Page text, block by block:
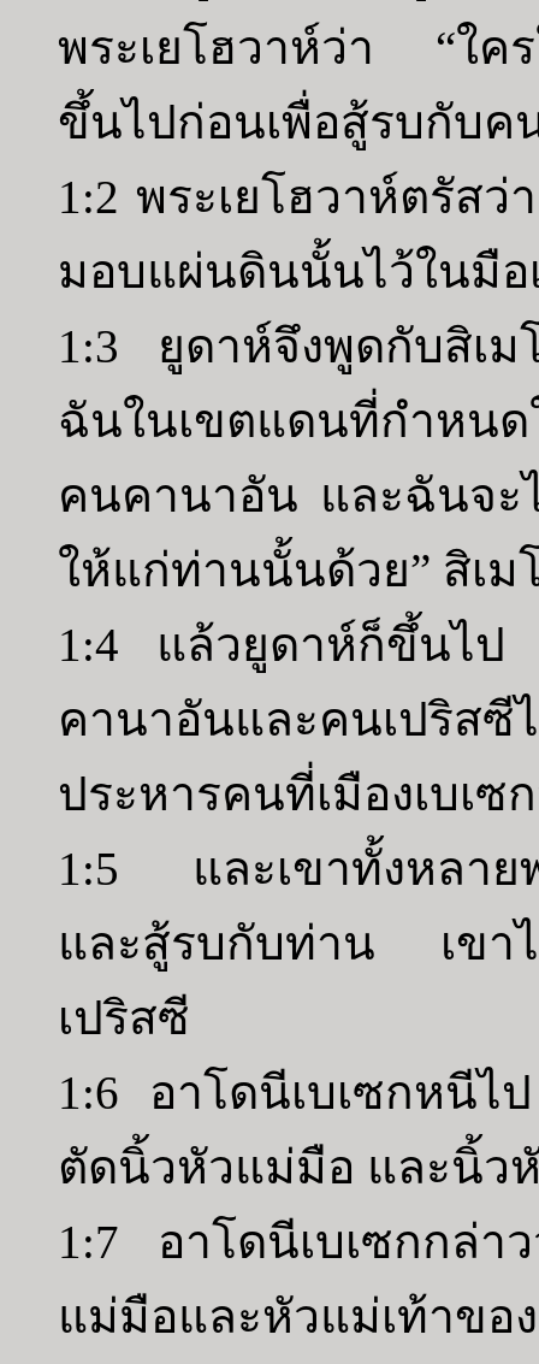
พระเยโฮวาห์ว่า “ใค
ขึ้นไปก่อนเพื่อสู้รบกับค
1:2 พระเยโฮวาห์ตรัสว่
มอบแผ่นดินนั้นไว้ในมือ
1:3 ยูดาห์จึงพูดกับสิเ
ฉันในเขตแดนที่กำหนด
คนคานาอัน และฉันจะ
ให้แก่ท่านนั้นด้วย” สิเม
1:4 แล้วยูดาห์ก็ขึ้นไป
คานาอันและคนเปริส
ประหารคนที่เมืองเบเ
1:5 และเขาทั้งหลายพ
และสู้รบกับท่าน เขา
เปริสซี
1:6 อาโดนีเบเซกหนีไ
ตัดนิ้วหัวแม่มือ และนิ้ว
1:7 อาโดนีเบเซกกล่า
แม่มือและหัวแม่เท้าขอ